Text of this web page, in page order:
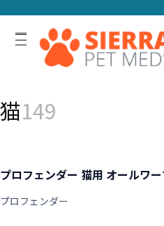
猫149
プロフェンダー 猫用 オールワ
プロフェンダー